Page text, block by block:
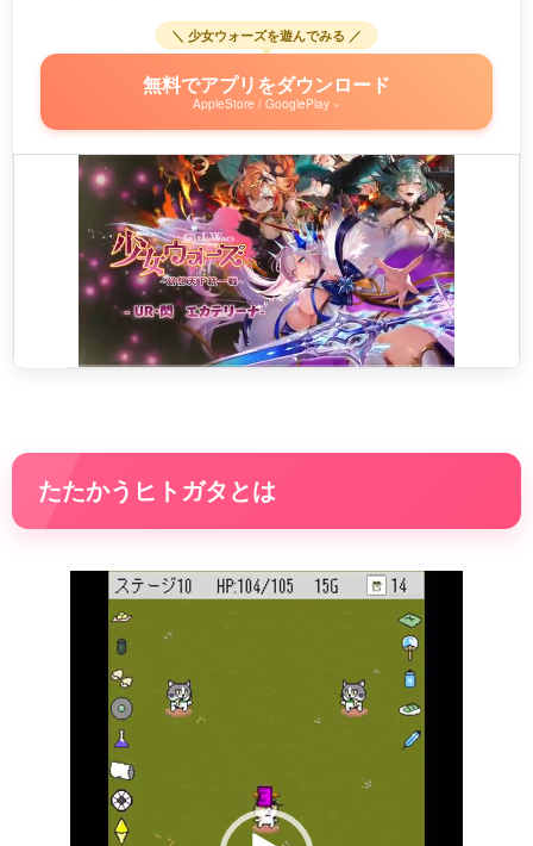
＼ 少女ウォーズを遊んでみる ／
無料でアプリをダウンロード
AppleStore / GooglePlay »
たたかうヒトガタとは